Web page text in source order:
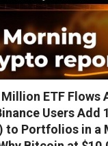
Million ETF Flows
Users Add
to Portfolios in a